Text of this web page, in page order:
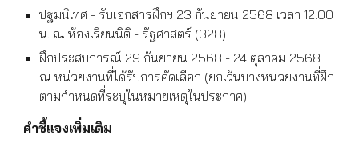
ปฐมนิเทศ - รับเอกสารฝึกฯ 23 กันยายน 2568 เวลา 12.00
น. ณ ห้องเรียนนิติ - รัฐศาสตร์ (328)
ฝึกประสบการณ์ 29 กันยายน 2568 - 24 ตุลาคม 2568
ณ หน่วยงานที่ได้รับการคัดเลือก (ยกเว้นบางหน่วยงานที่ฝึก
ตามกำหนดที่ระบุในหมายเหตุในประกาศ)
คำชี้แจงเพิ่มเติม